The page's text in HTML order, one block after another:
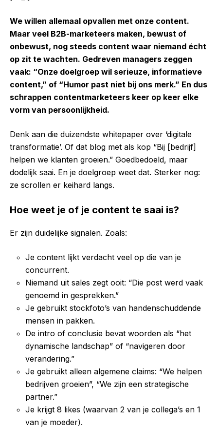
We willen allemaal opvallen met onze content.
Maar veel B2B-marketeers maken, bewust of
onbewust, nog steeds content waar niemand écht
op zit te wachten. Gedreven managers zeggen
vaak: “Onze doelgroep wil serieuze, informatieve
content,” of “Humor past niet bij ons merk.” En dus
schrappen contentmarketeers keer op keer elke
vorm van persoonlijkheid.
Denk aan die duizendste whitepaper over ‘digitale
transformatie’. Of dat blog met als kop “Bij [bedrijf]
helpen we klanten groeien.” Goedbedoeld, maar
dodelijk saai. En je doelgroep weet dat. Sterker nog:
ze scrollen er keihard langs.
Hoe weet je of je content te saai is?
Er zijn duidelijke signalen. Zoals:
Je content lijkt verdacht veel op die van je
concurrent.
Niemand uit sales zegt ooit: “Die post werd vaak
genoemd in gesprekken.”
Je gebruikt stockfoto’s van handenschuddende
mensen in pakken.
De intro of conclusie bevat woorden als “het
dynamische landschap” of “navigeren door
verandering.”
Je gebruikt alleen algemene claims: “We helpen
bedrijven groeien”, “We zijn een strategische
partner.”
Je krijgt 8 likes (waarvan 2 van je collega’s en 1
van je moeder).